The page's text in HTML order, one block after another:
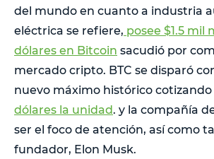
del mundo en cuanto a industria
eléctrica se refiere, posee $1.5 mil
dólares en Bitcoin sacudió por
mercado cripto. BTC se disparó
nuevo máximo histórico cotizando
dólares la unidad. y la compañía
ser el foco de atención, así como
fundador, Elon Musk.